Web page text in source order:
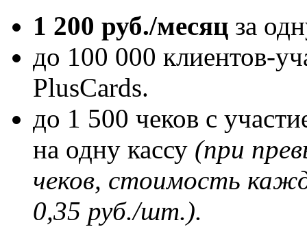
1 200 руб./месяц за
до 100 000 клиентов-
PlusCards.
до 1 500 чеков с
на одну кассу (при
чеков, стоимость
0,35 руб./шт.).